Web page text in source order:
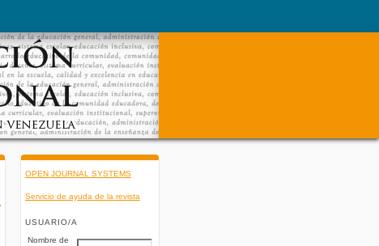
OPEN JOURNAL SYSTEMS
Servicio de ayuda de la revista
USUARIO/A
Nombre de